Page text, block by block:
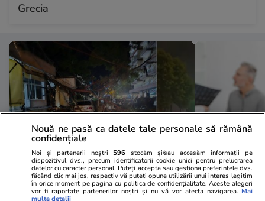
Grecia
Vacanțe și Cultură 22 iul.
O destinație de vacanță populară
Sănătate și
„Medicii mi-
Nouă ne pasă ca datele tale personale să rămână
confidențiale
Noi și partenerii noștri 596 stocăm și/sau accesăm informații pe
dispozitivul dvs., precum identificatorii cookie unici pentru prelucrarea
datelor cu caracter personal. Puteți accepta sau gestiona preferințele dvs.
făcând clic mai jos, respectiv vă puteți opune utilizării unui interes legitim
în orice moment pe pagina cu politica de confidențialitate. Aceste alegeri
vor fi raportate partenerilor noștri și nu vă vor afecta navigarea. Mai
multe detalii